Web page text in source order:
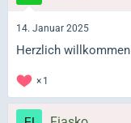
14. Januar 2025
Herzlich
1